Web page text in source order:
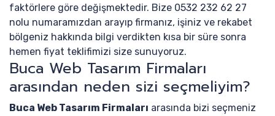
faktörlere göre değişmektedir. Bize 0532 232 62 27
nolu numaramızdan arayıp firmanız, işiniz ve rekabet
bölgeniz hakkında bilgi verdikten kısa bir süre sonra
hemen fiyat teklifimizi size sunuyoruz.
Buca Web Tasarım Firmaları
arasından neden sizi seçmeliyim?
Buca Web Tasarım Firmaları arasında bizi seçmeniz